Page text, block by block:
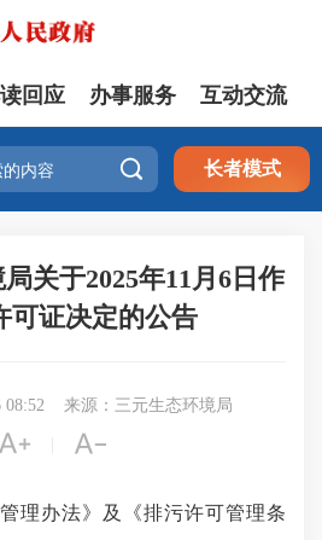
回应 办事服务 互动交流
 长者模式
关于2025年11月6日作
可证决定的公告
08:52 来源：三元生态环境局
 
理办法》及《排污许可管理条